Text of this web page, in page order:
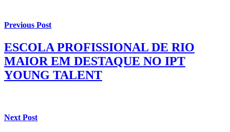
Previous Post
ESCOLA PROFISSIONAL DE RIO
MAIOR EM DESTAQUE NO IPT
YOUNG TALENT
Next Post